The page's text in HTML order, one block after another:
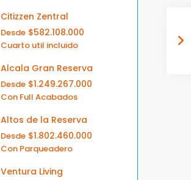
Citizzen Zentral
Desde $582.108.000
Cuarto util incluido
Alcala Gran Reserva
Desde $1.249.267.000
Con Full Acabados
Altos de la Reserva
Desde $1.802.460.000
Con Parqueadero
Ventura Living